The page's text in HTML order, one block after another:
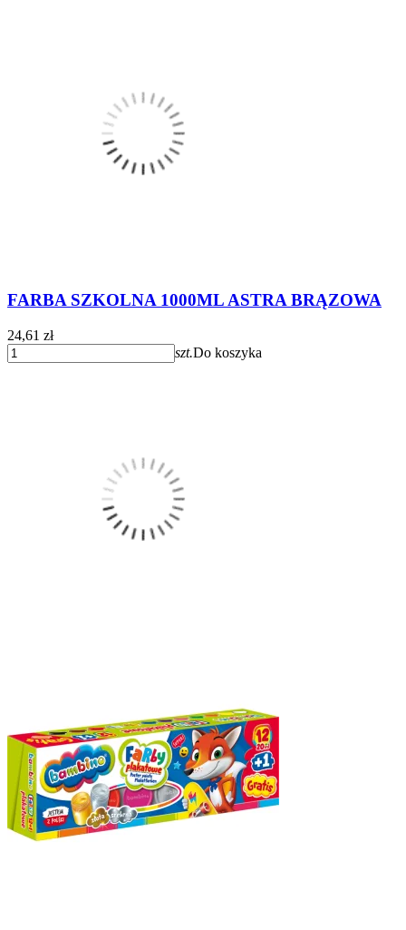
FARBA SZKOLNA 1000ML ASTRA BRĄZOWA
24,61 zł
szt.Do koszyka